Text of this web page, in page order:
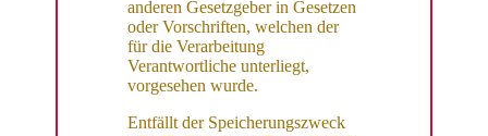
anderen Gesetzgeber in Gesetzen
oder Vorschriften, welchen der
für die Verarbeitung
Verantwortliche unterliegt,
vorgesehen wurde.
Entfällt der Speicherungszweck